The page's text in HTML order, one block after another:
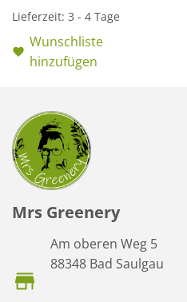
Lieferzeit: 3 - 4 Tage
Wunschliste
hinzufügen
Mrs Greenery
Am oberen Weg 5
88348 Bad Saulgau